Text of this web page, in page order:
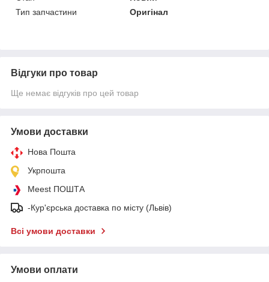
Тип запчастини
Оригінал
Відгуки про товар
Ще немає відгуків про цей товар
Умови доставки
Нова Пошта
Укрпошта
Meest ПОШТА
-Кур'єрська доставка по місту (Львів)
Всі умови доставки
Умови оплати